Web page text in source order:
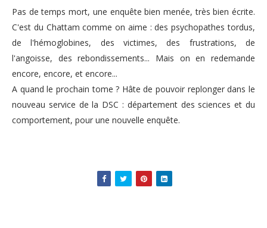
Pas de temps mort, une enquête bien menée, très bien écrite.
C'est du Chattam comme on aime : despsychopathes tordus,
de l'hémoglobines, des victimes, des frustrations, de
l'angoisse, des rebondissements... Mais on en redemande
encore, encore, et encore...
A quand le prochain tome ? Hâte de pouvoir replonger dans le
nouveau service dela DSC : département des sciences et du
comportement, pour une nouvelle enquête.